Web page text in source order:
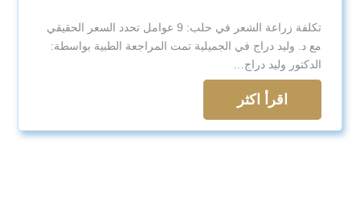
تكلفة زراعة الشعر في حلب: 9 عوامل تحدد السعر الحقيقي
مع د. وليد دراج في الجميلية تمت المراجعة الطبية بواسطة:
الدكتور وليد دراج…
اقرأ اكثر